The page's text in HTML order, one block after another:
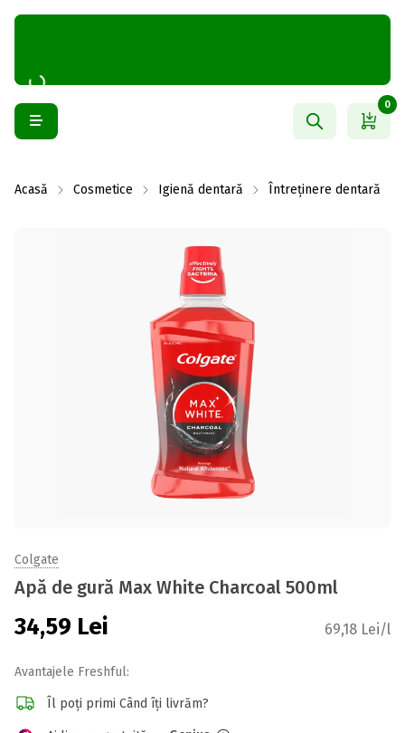
0
Acasă Cosmetice Igienă dentară Întreținere dentară
Colgate
Apă de gură Max White Charcoal 500ml
34,59 Lei 69,18 Lei/l
Avantajele Freshful:
Îl poți primi Când îți livrăm?